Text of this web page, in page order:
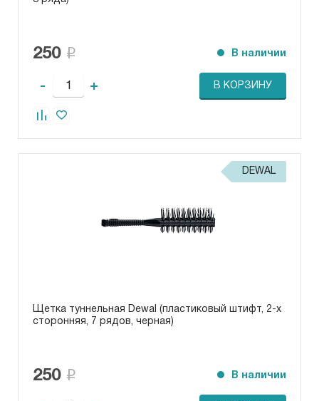
250 В наличии
- + В КОРЗИНУ
DEWAL
Щетка туннельная Dewal (пластиковый штифт, 2-х
сторонняя, 7 рядов, черная)
250 В наличии